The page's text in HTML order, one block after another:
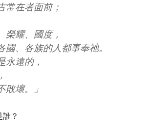
常在者面前；
榮耀、國度，
國、各族的人都事奉祂。
永遠的，
敗壞。」
？